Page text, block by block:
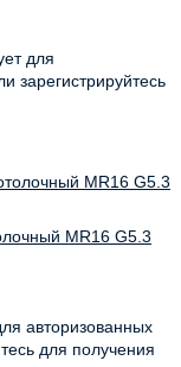
для
зарегистрируйтесь
MR16 G5.3
авторизованных
для получения